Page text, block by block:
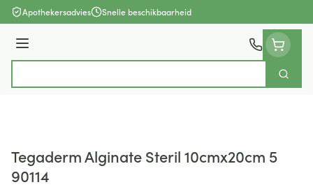
Ga naar de inhoud
Apothekersadvies Snelle beschikbaarheid
Menu
Zoek
Tegaderm Alginate Steril 10cmx20cm 5
90114